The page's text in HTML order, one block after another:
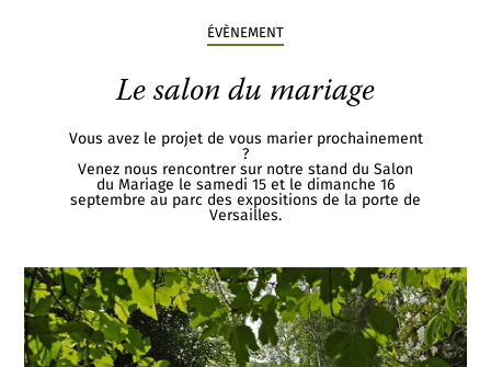
ÉVÈNEMENT
Le salon du mariage
Vous avez le projet de vous marier prochainement
?
Venez nous rencontrer sur notre stand du Salon
du Mariage le samedi 15 et le dimanche 16
septembre au parc des expositions de la porte de
Versailles.